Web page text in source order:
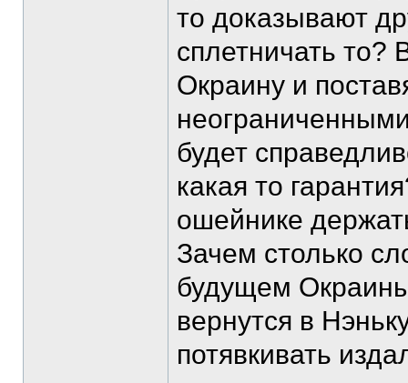
то доказывают
сплетничать то?
Окраину и
будет
какая то
ошейнике
Зачем столько
будущем
вернутся в
потявкивать